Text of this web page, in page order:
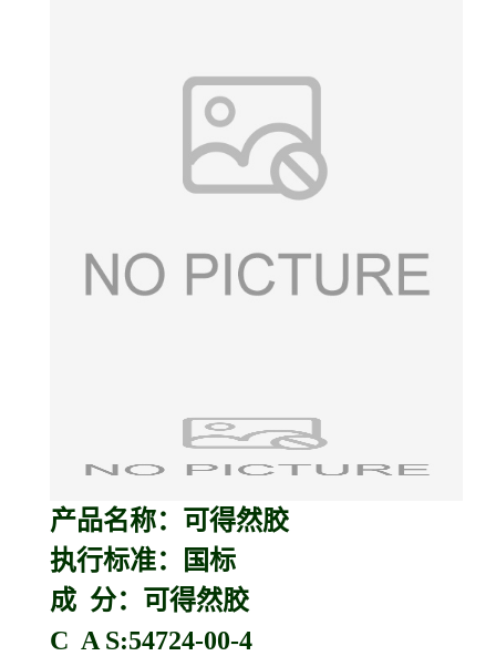
产品名称： 可得然胶
执行标准：国标
成 分：可得然胶
C A S:54724-00-4